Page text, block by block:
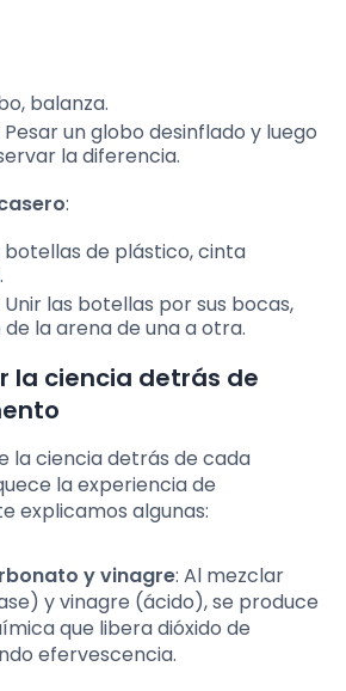
balanza.
Pesar un globo desinflado y luego
la diferencia.
:
botellas de plástico, cinta
Unir las botellas por sus bocas,
la arena de una a otra.
la ciencia detrás de
la ciencia detrás de cada
la experiencia de
explicamos algunas:
y vinagre: Al mezclar
y vinagre (ácido), se produce
que libera dióxido de
efervescencia.